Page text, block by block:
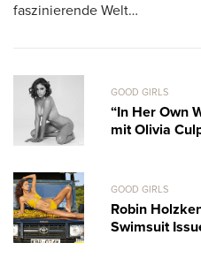
faszinierende Welt…
GOOD GIRLS
“In Her Own
mit Olivia
GOOD GIRLS
Robin
Swimsuit